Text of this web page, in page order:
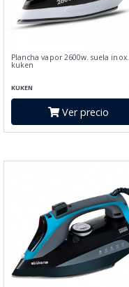
Plancha vapor 2600w. suela inox.
kuken
KUKEN
Ver precio